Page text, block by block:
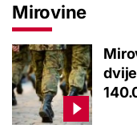
Mirovine